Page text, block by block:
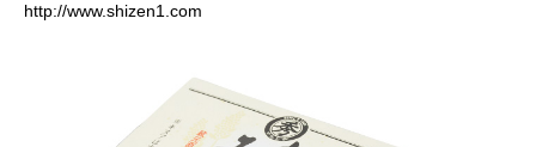
http://www.shizen1.com